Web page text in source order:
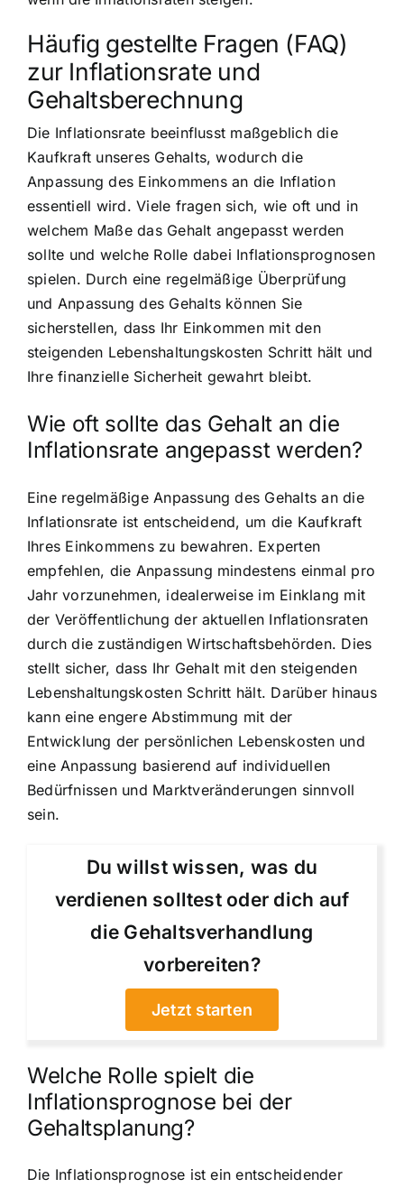
Häufig gestellte Fragen (FAQ)
zur Inflationsrate und
Gehaltsberechnung
Die Inflationsrate beeinflusst maßgeblich die
Kaufkraft unseres Gehalts, wodurch die
Anpassung des Einkommens an die Inflation
essentiell wird. Viele fragen sich, wie oft und in
welchem Maße das Gehalt angepasst werden
sollte und welche Rolle dabei Inflationsprognosen
spielen. Durch eine regelmäßige Überprüfung
und Anpassung des Gehalts können Sie
sicherstellen, dass Ihr Einkommen mit den
steigenden Lebenshaltungskosten Schritt hält und
Ihre finanzielle Sicherheit gewahrt bleibt.
Wie oft sollte das Gehalt an die
Inflationsrate angepasst werden?
Eine regelmäßige Anpassung des Gehalts an die
Inflationsrate ist entscheidend, um die Kaufkraft
Ihres Einkommens zu bewahren. Experten
empfehlen, die Anpassung mindestens einmal pro
Jahr vorzunehmen, idealerweise im Einklang mit
der Veröffentlichung der aktuellen Inflationsraten
durch die zuständigen Wirtschaftsbehörden. Dies
stellt sicher, dass Ihr Gehalt mit den steigenden
Lebenshaltungskosten Schritt hält. Darüber hinaus
kann eine engere Abstimmung mit der
Entwicklung der persönlichen Lebenskosten und
eine Anpassung basierend auf individuellen
Bedürfnissen und Marktveränderungen sinnvoll
sein.
Du willst wissen, was du
verdienen solltest oder dich auf
die Gehaltsverhandlung
vorbereiten?
Jetzt starten
Welche Rolle spielt die
Inflationsprognose bei der
Gehaltsplanung?
Die Inflationsprognose ist ein entscheidender